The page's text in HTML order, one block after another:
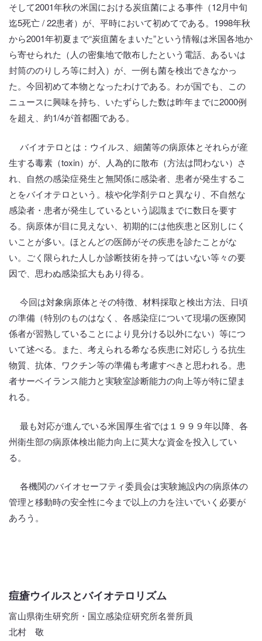
そして2001年秋の米国における炭疽菌による事件（12月中旬
迄5死亡 / 22患者）が、平時において初めてである。1998年秋
から2001年初夏まで“炭疽菌をまいた”という情報は米国各地か
ら寄せられた（人の密集地で散布したという電話、あるいは
封筒ののりしろ等に封入）が、一例も菌を検出できなかっ
た。今回初めて本物となったわけである。わが国でも、この
ニュースに興味を持ち、いたずらした数は昨年までに2000例
を超え、約1/4が首都圏である。
バイオテロとは：ウイルス、細菌等の病原体とそれらが産
生する毒素（toxin）が、人為的に散布（方法は問わない）さ
れ、自然の感染症発生と無関係に感染者、患者が発生するこ
とをバイオテロという。核や化学剤テロと異なり、不自然な
感染者・患者が発生しているという認識までに数日を要す
る。病原体が目に見えない、初期的には他疾患と区別しにく
いことが多い。ほとんどの医師がその疾患を診たことがな
い。ごく限られた人しか診断技術を持ってはいない等々の要
因で、思わぬ感染拡大もあり得る。
今回は対象病原体とその特徴、材料採取と検出方法、日頃
の準備（特別のものはなく、各感染症について現場の医療関
係者が習熟していることにより見分ける以外にない）等につ
いて述べる。また、考えられる希なる疾患に対応しうる抗生
物質、抗体、ワクチン等の準備も考慮すべきと思われる。患
者サーベイランス能力と実験室診断能力の向上等が特に望ま
れる。
最も対応が進んでいる米国厚生省では１９９９年以降、各
州衛生部の病原体検出能力向上に莫大な資金を投入してい
る。
各機関のバイオセーフティ委員会は実験施設内の病原体の
管理と移動時の安全性に今まで以上の力を注いでいく必要が
あろう。
痘瘡ウイルスとバイオテロリズム
富山県衛生研究所・国立感染症研究所名誉所員
北村 敬